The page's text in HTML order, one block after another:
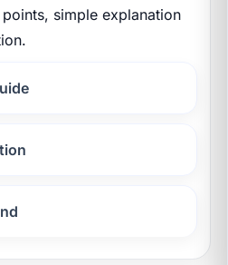
simple explanation